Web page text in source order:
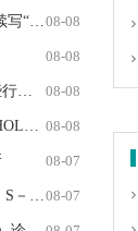
08-08
步”
08-08
08-08
？
08-08
发行
08-07
08-07
RM


